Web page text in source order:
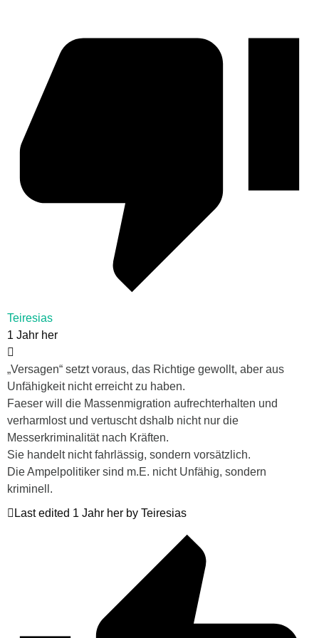
Teiresias
1 Jahr her
„Versagen“ setzt voraus, das Richtige gewollt, aber aus
Unfähigkeit nicht erreicht zu haben.
Faeser will die Massenmigration aufrechterhalten und
verharmlost und vertuscht dshalb nicht nur die
Messerkriminalität nach Kräften.
Sie handelt nicht fahrlässig, sondern vorsätzlich.
Die Ampelpolitiker sind m.E. nicht Unfähig, sondern
kriminell.
Last edited 1 Jahr her by Teiresias